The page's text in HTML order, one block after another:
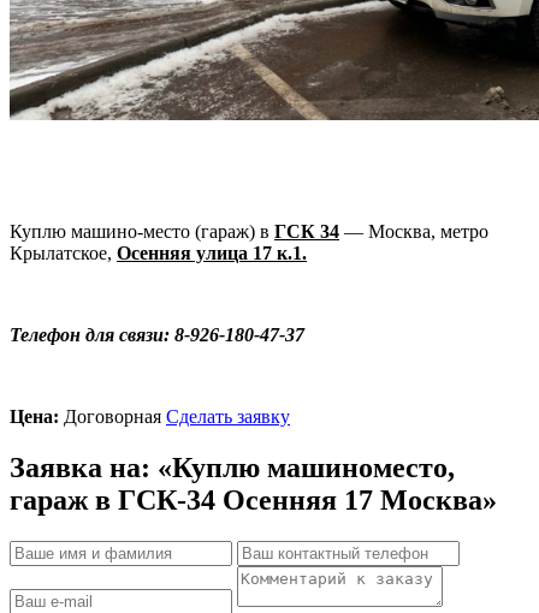
Куплю машино-место (гараж) в ГСК 34 — Москва, метро
Крылатское, Осенняя улица 17 к.1.
Телефон для связи: 8-926-180-47-37
Цена: Договорная Сделать заявку
Заявка на: «Куплю машиноместо,
гараж в ГСК-34 Осенняя 17 Москва»